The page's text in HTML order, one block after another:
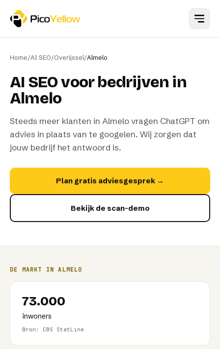
Home/AI SEO/Overijssel/Almelo
AI SEO voor bedrijven in
Almelo
Steeds meer klanten in Almelo vragen ChatGPT om
advies in plaats van te googelen. Wij zorgen dat
jouw bedrijf het antwoord is.
Plan gratis adviesgesprek →
Bekijk de scan-demo
DE MARKT INALMELO
73.000
inwoners
Bron: CBS StatLine